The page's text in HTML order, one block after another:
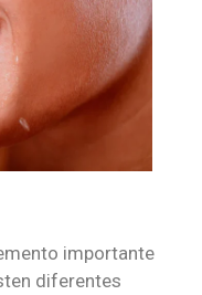
importante
diferentes